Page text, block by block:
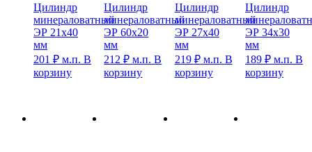
Цилиндр
минераловатный
ЭР 21х40
мм
201 ₽ м.п. В
корзину
Цилиндр
минераловатный
ЭР 60х20
мм
212₽ м.п. В
корзину
Цилиндр
минераловатный
ЭР 27х40
мм
219 ₽ м.п. В
корзину
Цилиндр
ЭР 34х30
мм
189 ₽ м.п. В
корзину